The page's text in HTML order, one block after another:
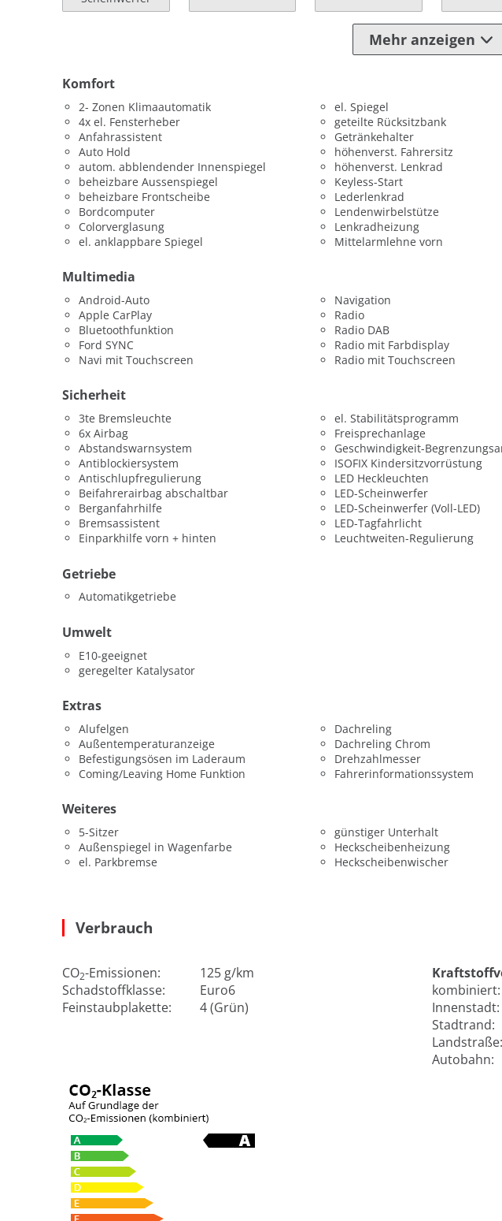
Mehr anzeigen
Komfort
2- Zonen Klimaautomatik
4x el. Fensterheber
Anfahrassistent
Auto Hold
autom. abblendender Innenspiegel
beheizbare Aussenspiegel
beheizbare Frontscheibe
Bordcomputer
Colorverglasung
el. anklappbare Spiegel
el. Spiegel
geteilte Rücksitzbank
Getränkehalter
höhenverst. Fahrersitz
höhenverst. Lenkrad
Keyless-Start
Lederlenkrad
Lendenwirbelstütze
Lenkradheizung
Mittelarmlehne vorn
Multimedia
Android-Auto
Apple CarPlay
Bluetoothfunktion
Ford SYNC
Navi mit Touchscreen
Navigation
Radio
Radio DAB
Radio mit Farbdisplay
Radio mit Touchscreen
Sicherheit
3te Bremsleuchte
6x Airbag
Abstandswarnsystem
Antiblockiersystem
Antischlupfregulierung
Beifahrerairbag abschaltbar
Berganfahrhilfe
Bremsassistent
Einparkhilfe vorn + hinten
el. Stabilitätsprogramm
Freisprechanlage
Geschwindigkeit-
ISOFIX Kindersitzvorrüstung
LED Heckleuchten
LED-Scheinwerfer
LED-Scheinwerfer (Voll-LED)
LED-Tagfahrlicht
Leuchtweiten-Regulierung
Getriebe
Automatikgetriebe
Umwelt
E10-geeignet
geregelter Katalysator
Extras
Alufelgen
Außentemperaturanzeige
Befestigungsösen im Laderaum
Coming/Leaving Home Funktion
Dachreling
Dachreling Chrom
Drehzahlmesser
Fahrerinformationssystem
Weiteres
5-Sitzer
Außenspiegel in Wagenfarbe
el. Parkbremse
günstiger Unterhalt
Heckscheibenheizung
Heckscheibenwischer
Verbrauch
CO2-Emissionen:
125 g/km
Schadstoffklasse:
Euro6
Feinstaubplakette:
4 (Grün)
kombiniert:
Innenstadt:
Stadtrand:
Landstraße:
Autobahn: